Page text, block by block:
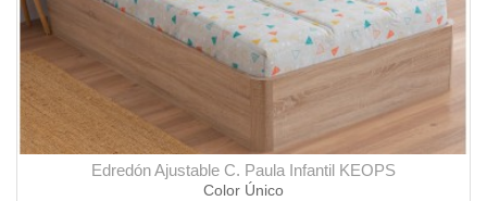
Edredón Ajustable C. Paula Infantil KEOPS
Color Único